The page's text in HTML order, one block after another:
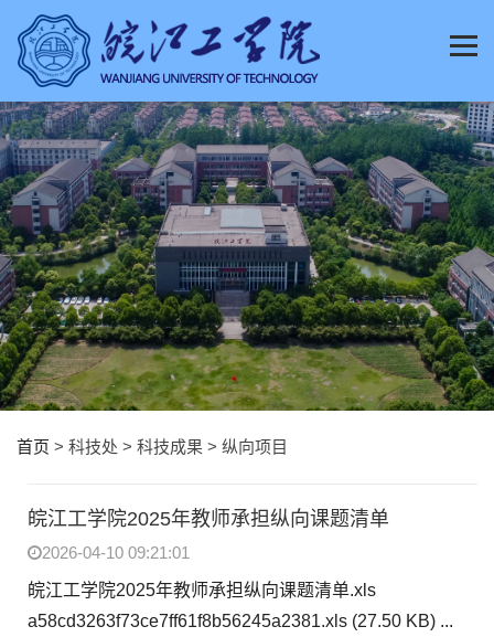
首页 > 科技处 > 科技成果 > 纵向项目
皖江工学院2025年教师承担纵向课题清单
2026-04-10 09:21:01
皖江工学院2025年教师承担纵向课题清单.xls
a58cd3263f73ce7ff61f8b56245a2381.xls (27.50 KB) ...